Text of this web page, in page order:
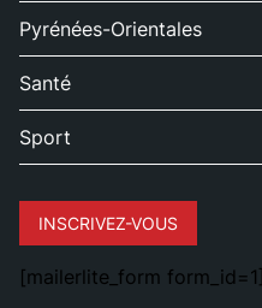
Pyrénées-Orientales
Santé
Sport
INSCRIVEZ-VOUS
[mailerlite_form form_id=1]